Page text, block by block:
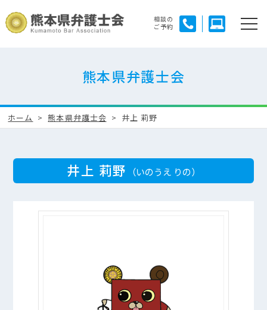
相談の
ご予約
熊本県弁護士会
ホーム 熊本県弁護士会 井上 莉野
井上 莉野 （いのうえ りの）